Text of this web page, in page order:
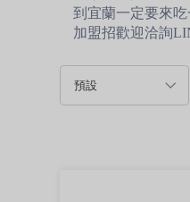
到宜蘭一定要來吃
加盟招歡迎洽詢